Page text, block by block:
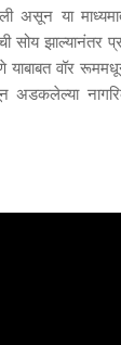
असून या
सोय झाल्यानंतर
वॉर
अडकलेल्या